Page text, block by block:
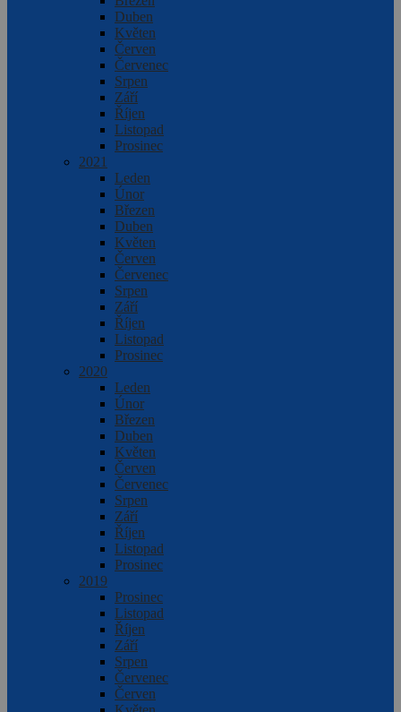
Duben
Květen
Červen
Červenec
Srpen
Září
Říjen
Listopad
Prosinec
2021
Leden
Únor
Březen
Duben
Květen
Červen
Červenec
Srpen
Září
Říjen
Listopad
Prosinec
2020
Leden
Únor
Březen
Duben
Květen
Červen
Červenec
Srpen
Září
Říjen
Listopad
Prosinec
2019
Prosinec
Listopad
Říjen
Září
Srpen
Červenec
Červen